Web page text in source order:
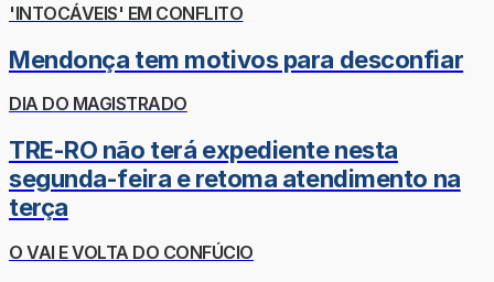
'INTOCÁVEIS' EM CONFLITO
Mendonça tem motivos para desconfiar
DIA DO MAGISTRADO
TRE-RO não terá expediente nesta
segunda-feira e retoma atendimento na
terça
O VAI E VOLTA DO CONFÚCIO